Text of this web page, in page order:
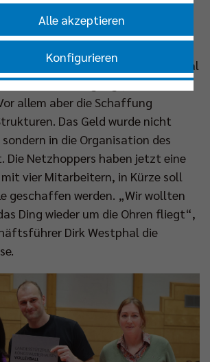
Namensveränderung, in dem
mehr vorkommt. Die offene
den größtenteils treuen
dem Sponsorenpool, dass erst mal
mit einem Übergangsjahr zu
allem aber die Schaffung
Das Geld wurde nicht
in die Organisation des
Die Netzhoppers haben jetzt eine
vier Mitarbeitern, in Kürze soll
geschaffen werden. „Wir wollten
Ding wieder um die Ohren fliegt“,
Dirk Westphal die
Alle akzeptieren
Konfigurieren
essenzielle Cookies akzeptieren
|Datenschutzerklärung